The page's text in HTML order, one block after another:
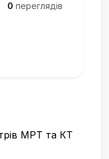
0 переглядів
МРТ та КТ